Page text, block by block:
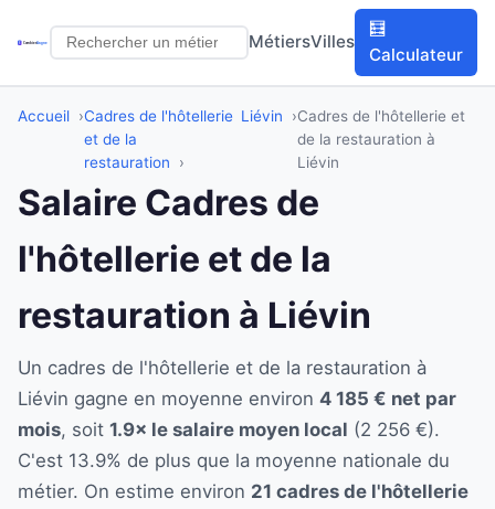
MétiersVilles
🧮
Calculateur
Accueil
Cadres de l'hôtellerie
et de la
restauration
Liévin
Cadres de l'hôtellerie et
de la restauration à
Liévin
Salaire Cadres de
l'hôtellerie et de la
restauration à Liévin
Un cadres de l'hôtellerie et de la restauration à
Liévin gagne en moyenne environ 4 185 € net par
mois, soit 1.9× le salaire moyen local (2 256 €).
C'est 13.9% de plus que la moyenne nationale du
métier. On estime environ 21 cadres de l'hôtellerie